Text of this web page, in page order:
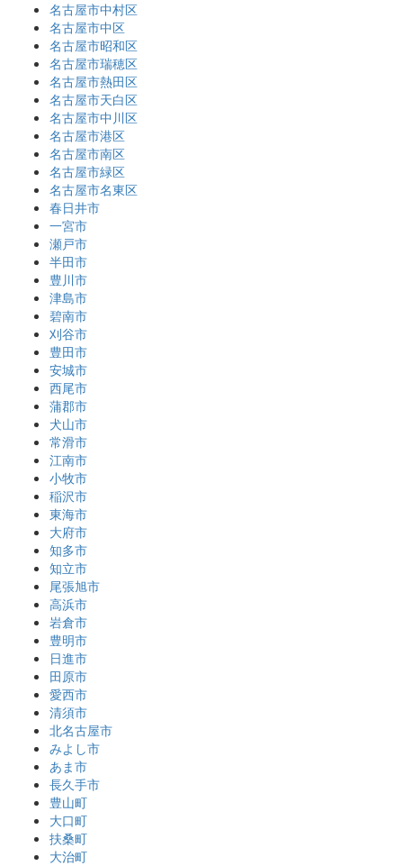
名古屋市中村区
名古屋市中区
名古屋市昭和区
名古屋市瑞穂区
名古屋市熱田区
名古屋市天白区
名古屋市中川区
名古屋市港区
名古屋市南区
名古屋市緑区
名古屋市名東区
春日井市
一宮市
瀬戸市
半田市
豊川市
津島市
碧南市
刈谷市
豊田市
安城市
西尾市
蒲郡市
犬山市
常滑市
江南市
小牧市
稲沢市
東海市
大府市
知多市
知立市
尾張旭市
高浜市
岩倉市
豊明市
日進市
田原市
愛西市
清須市
北名古屋市
みよし市
あま市
長久手市
豊山町
大口町
扶桑町
大治町